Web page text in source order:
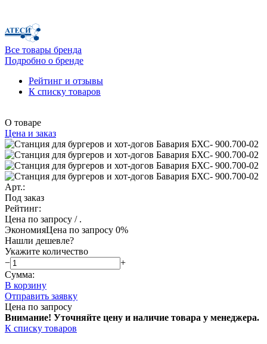
Все товары бренда
Подробно о бренде
Рейтинг и отзывы
К списку товаров
О товаре
Цена и заказ
Арт.:
Под заказ
Рейтинг:
Цена по запросу / .
ЭкономияЦена по запросу 0%
Нашли дешевле?
Укажите количество
−
+
Сумма:
В корзину
Отправить заявку
Цена по запросу
Внимание! Уточняйте цену и наличие товара у менеджера.
К списку товаров